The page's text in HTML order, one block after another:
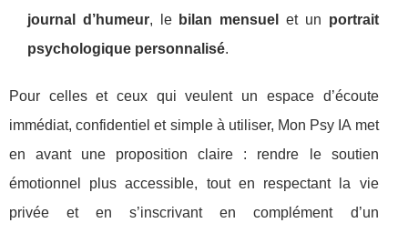
journal d’humeur, le bilan mensuel et un portrait
psychologique personnalisé.
Pour celles et ceux qui veulent un espace d’écoute
immédiat, confidentiel et simple à utiliser, Mon Psy IA met
en avant une proposition claire : rendre le soutien
émotionnel plus accessible, tout en respectant la vie
privée et en s’inscrivant en complément d’un